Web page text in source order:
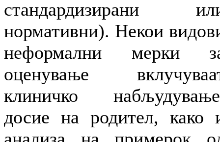
стандардизирани
нормативни). Некои
неформални мерки
оценување
клиничко
досие на родител, како